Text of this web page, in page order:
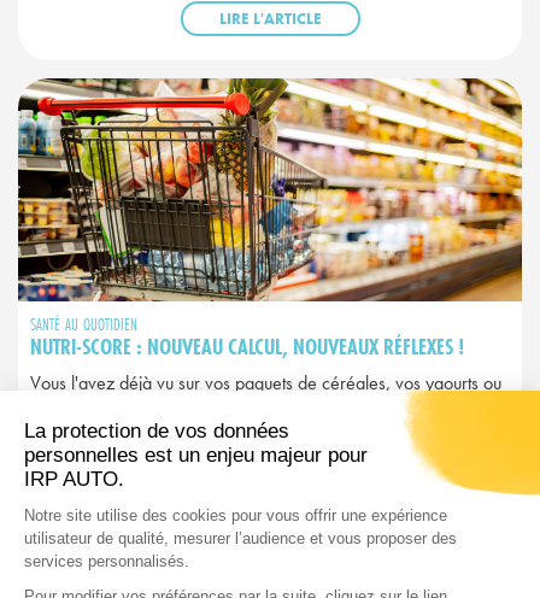
LIRE L'ARTICLE
SANTÉ AU QUOTIDIEN
NUTRI-SCORE : NOUVEAU CALCUL, NOUVEAUX RÉFLEXES !
Vous l'avez déjà vu sur vos paquets de céréales, vos yaourts ou
vos plats préparés. Ce petit logo coloré allant du A vert au E
rouge, c'est le Nutri-Score. Mais attention : depuis 2025, il a
changé et avec lui, peut-être vos habitudes d’achat…